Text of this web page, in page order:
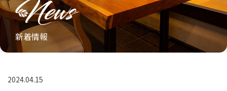
新着情報
2024.04.15